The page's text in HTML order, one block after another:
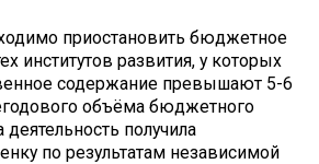
приостановить бюджетное
институтов развития, у которых
содержание превышают 5-6
объёма бюджетного
получила
по результатам независимой